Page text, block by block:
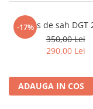
Cluburi Si Scoli
Colectie De Partide
Computere de sah
Deschideri
-17%
Ceas de sah DGT
350,00 Lei
290,00 Lei
ADAUGA IN COS